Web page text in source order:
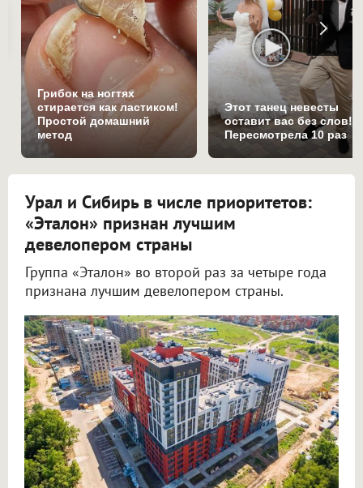
Грибок на ногтях
стирается как ластиком!
Простой домашний
метод
Этот танец невесты
оставит вас без слов!
Пересмотрела 10 раз
Урал и Сибирь в числе приоритетов:
«Эталон» признан лучшим
девелопером страны
Группа «Эталон» во второй раз за четыре года
признана лучшим девелопером страны.